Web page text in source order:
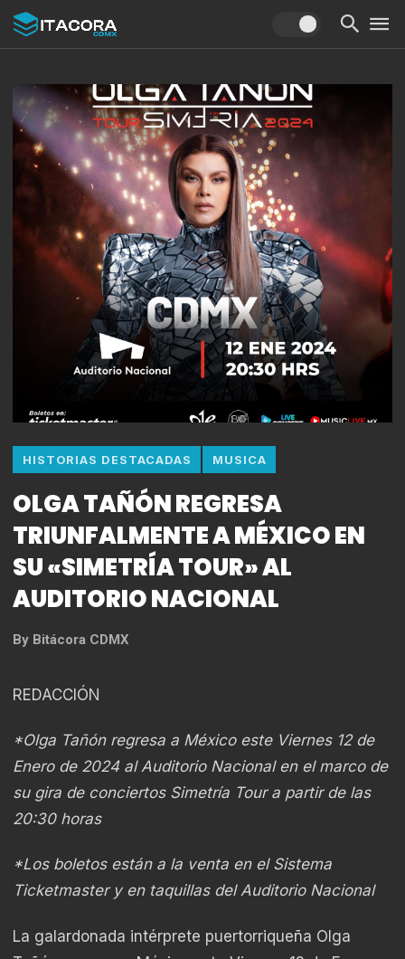
HISTORIAS DESTACADAS MUSICA
OLGA TAÑÓN REGRESA
TRIUNFALMENTE A MÉXICO EN
SU «SIMETRÍA TOUR» AL
AUDITORIO NACIONAL
By Bitácora CDMX
REDACCIÓN
*Olga Tañón regresa a México este Viernes 12 de
Enero de 2024 al Auditorio Nacional en el marco de
su gira de conciertos Simetría Tour a partir de las
20:30 horas
*Los boletos están a la venta en el Sistema
Ticketmaster y en taquillas del Auditorio Nacional
La galardonada intérprete puertorriqueña Olga